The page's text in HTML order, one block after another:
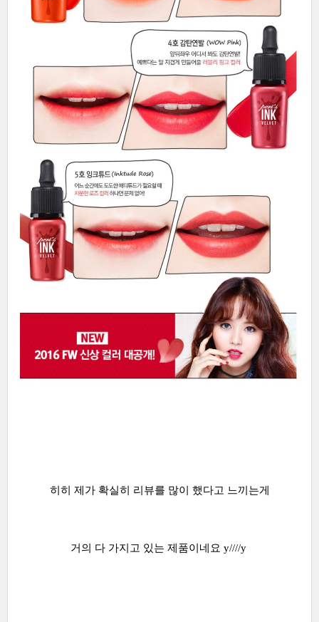
히히 제가 확실히 리뷰를 많이 했다고 느끼는게
거의 다 가지고 있는 제품이네요 y////y